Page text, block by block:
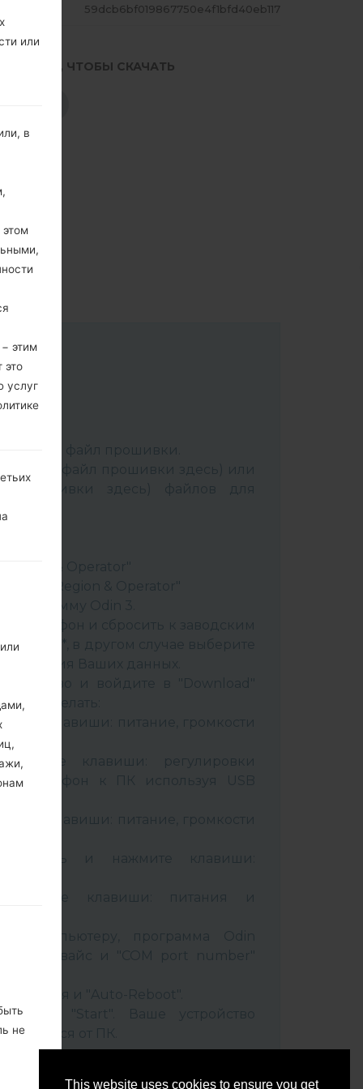
This website uses cookies to ensure you get
59dcb6bf019867750e4f1bfd40eb117
ЧТОБЫ СКАЧАТЬ
телефон и сбросить к заводским
_ ***, в другом случае выберите
и войдите в "Download"
это сделать:
клавиши: питание, громкости
клавиши: регулировки
телефон к ПК используя USB
клавиши: питание, громкости
кабель и нажмите клавиши:
Ваш девайс и "COM port number"
время и "Auto-Reboot".
"Start". Ваше устройство
от ПК.
или
в
этом
этим
это
услуг
не
не